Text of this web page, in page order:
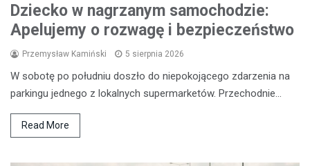
Dziecko w nagrzanym samochodzie:
Apelujemy o rozwagę i bezpieczeństwo
Przemysław Kamiński 5 sierpnia 2026
W sobotę po południu doszło do niepokojącego zdarzenia na
parkingu jednego z lokalnych supermarketów. Przechodnie…
Read More